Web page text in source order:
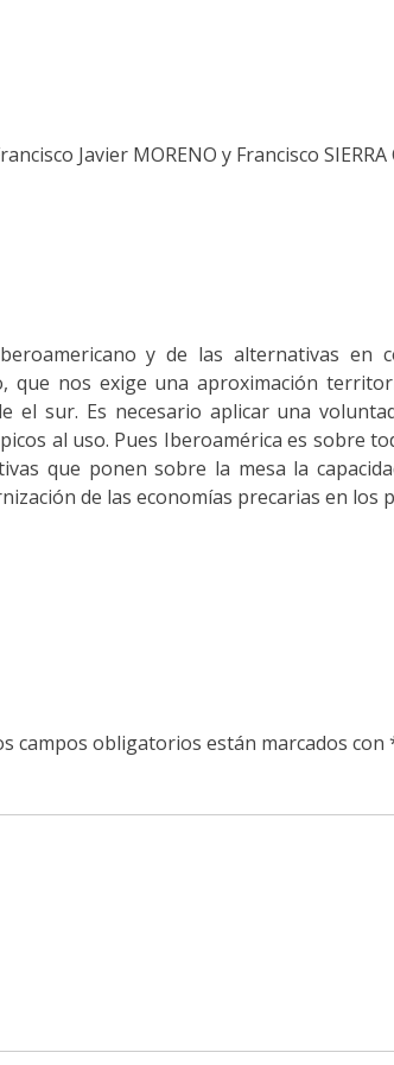
Javier MORENO y Francisco SIERRA
y de las alternativas en
que nos exige una aproximación
el sur. Es necesario aplicar una
al uso. Pues Iberoamérica es sobre
que ponen sobre la mesa la
de las economías precarias en los
campos obligatorios están marcados con